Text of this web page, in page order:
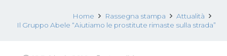
Home Rassegna stampa
Attualità
Il Gruppo Abele “Aiutiamo le prostitute rimaste sulla strada”